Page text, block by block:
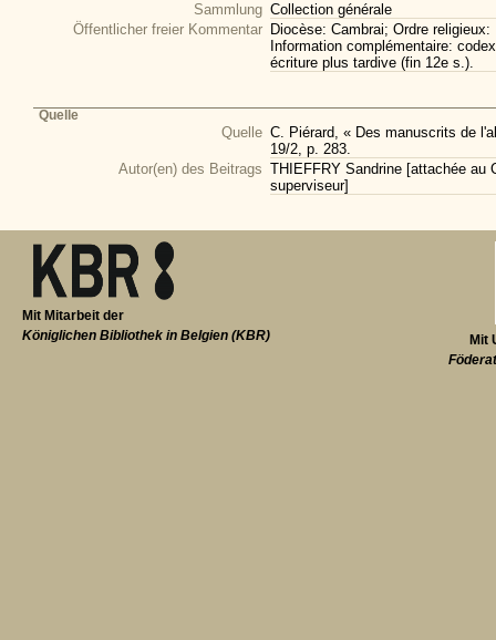
Sammlung Collection générale
Öffentlicher freier Kommentar Diocèse: Cambrai; Ordre
Information complémentaire:
écriture plus tardive (fin 12e s.).
Quelle
Quelle C. Piérard, « Des manuscrits de
19/2, p. 283.
Autor(en) des Beitrags THIEFFRY Sandrine [attachée au
superviseur]
Mit
Mit Mitarbeit der
Königlichen Bibliothek in Belgien (KBR)